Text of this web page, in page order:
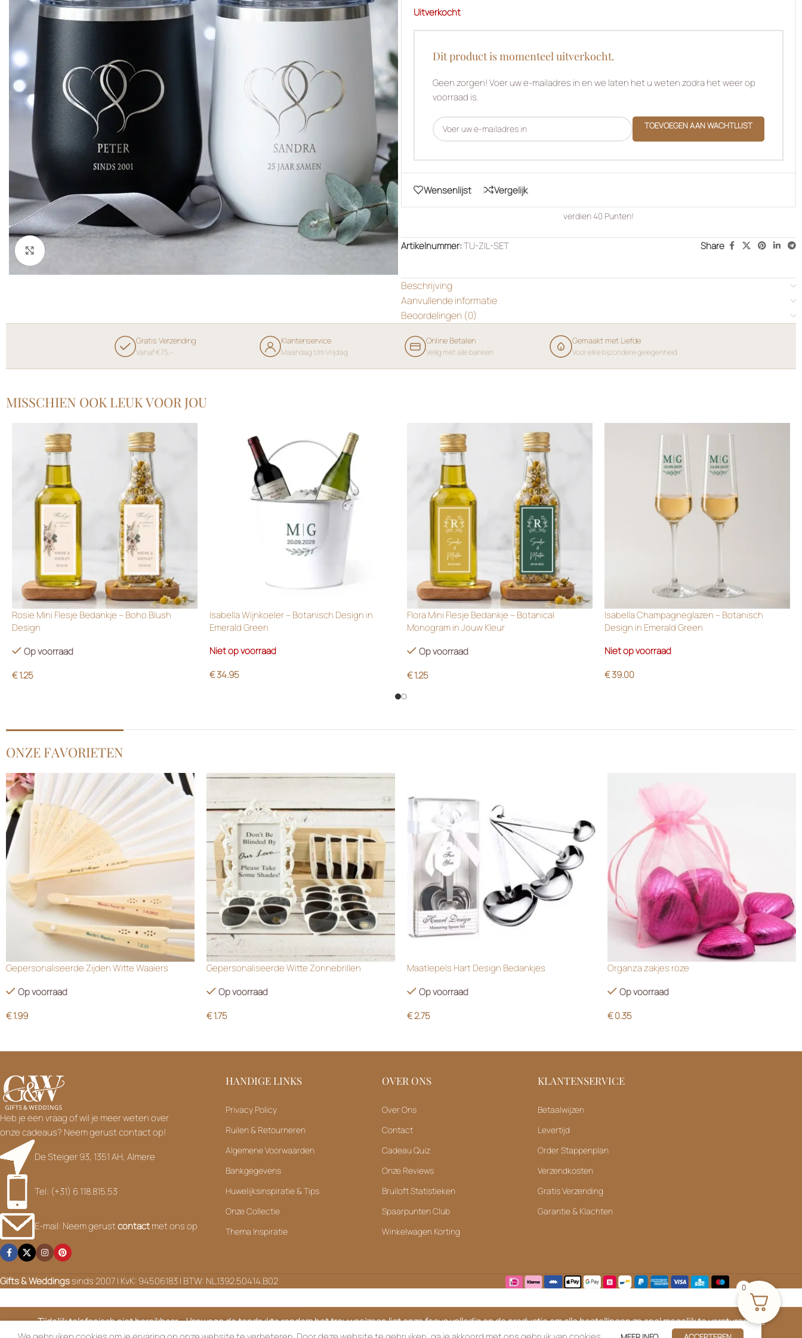
Tijdelijk telefonisch niet bereikbaar – Vanwege de topdrukte rondom het trouwseizoen ligt onze focus volledig op de productie om alle bestellingen zo snel mogelijk te versturen. We
zijn tijdelijk niet telefonisch bereikbaar, maar helpen je via e-mail graag en snel verder!
Uitverkocht
Dit product is momenteel uitverkocht.
Geen zorgen! Voer uw e-mailadres in en we laten het u weten zodra het weer op
voorraad is.
TOEVOEGEN AAN WACHTLIJST
Wensenlijst Vergelijk
verdien40 Punten!
Artikelnummer:TU-ZIL-SET Share
Beschrijving
Aanvullende informatie
Beoordelingen (0)
Gratis Verzending
Vanaf €75,-
Klantenservice
Maandag t/m Vrijdag
Online Betalen
Veilig met alle banken
Gemaakt met Liefde
Voor elke bijzondere gelegenheid
MISSCHIEN OOK LEUK VOOR JOU
Rosie Mini Flesje Bedankje – Boho Blush
Design
Op voorraad
€1.25
Isabella Wijnkoeler – Botanisch Design in
Emerald Green
Niet op voorraad
€34.95
Flora Mini Flesje Bedankje – Botanical
Monogram in Jouw Kleur
Op voorraad
€1.25
Isabella Champagneglazen – Botanisch
Design in Emerald Green
Niet op voorraad
€39.00
ONZE FAVORIETEN
Gepersonaliseerde Zijden Witte Waaiers
Op voorraad
€1.99
Gepersonaliseerde Witte Zonnebrillen
Op voorraad
€1.75
Maatlepels Hart Design Bedankjes
Op voorraad
€2.75
Organza zakjes roze
Op voorraad
€0.35
Heb je een vraag of wil je meer weten over
onze cadeaus? Neem gerust contact op!
De Steiger 93, 1351 AH, Almere
Tel: (+31) 6 118.815.53
E-mail: Neem gerustcontactmet ons op
HANDIGE LINKS
Privacy Policy
Ruilen & Retourneren
Algemene Voorwaarden
Bankgegevens
Huwelijksinspiratie & Tips
Onze Collectie
Thema Inspiratie
OVER ONS
Over Ons
Contact
Cadeau Quiz
Onze Reviews
Bruiloft Statistieken
Spaarpunten Club
Winkelwagen Korting
KLANTENSERVICE
Betaalwijzen
Levertijd
Order Stappenplan
Verzendkosten
Gratis Verzending
Garantie & Klachten
Gifts & Weddingssinds 2007 | KvK: 94506183 | BTW: NL.1392.50414.B02
0